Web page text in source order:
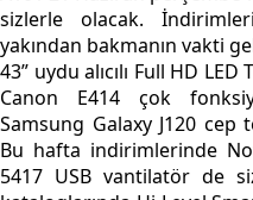
sizlerle olacak.
yakından bakmanın vakti
43” uydu alıcılı Full HD
Canon E414 çok
Samsung Galaxy J120
Bu hafta indirimlerinde
5417 USB vantilatör de